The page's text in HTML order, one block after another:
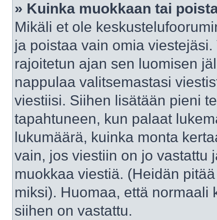
» Kuinka muokkaan tai
Mikäli et ole
ja poistaa vain omia
rajoitetun ajan sen luomisen
nappulaa valitsemastasi
viestiisi. Siihen lisätään pieni
tapahtuneen, kun palaat
lukumäärä, kuinka monta
vain, jos viestiin on jo vastattu
muokkaa viestiä. (Heidän
miksi). Huomaa, että normaali
siihen on vastattu.